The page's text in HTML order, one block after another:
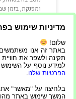
ומפנקת, בזמן
יכולים להיות
הבחירה במלון
קרא עוד »
מדיניות שימוש
שלום!
תקינה ולשפר את
למידע נוסף על השימוש
הפרטיות שלנו.
בלחיצה על "מאשר" אתה
המשך שימוש באתר